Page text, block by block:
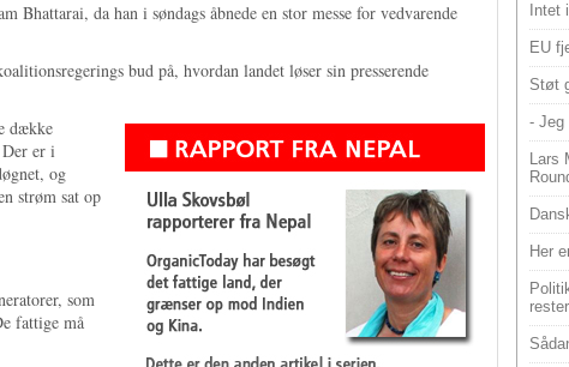
Bhattarai, da han i søndags åbnede en stor messe for vedvarende
bud på, hvordan landet løser sin presserende
dække
er i
og
strøm sat op
som
fattige må
Intet
EU
Støt
- Jeg
Lars
Her